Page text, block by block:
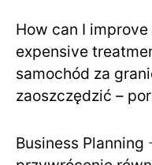
How can I
expensive
samochód za
zaoszczędzić –
Business Planning